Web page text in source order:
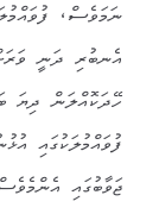
ނަމަވެސް،
އެނބުރި ދަނީ
ހޭދަކޮއްލަން ދިޔަ
ފުވައްމުލަކުގައި
ޖަވާބުގައި